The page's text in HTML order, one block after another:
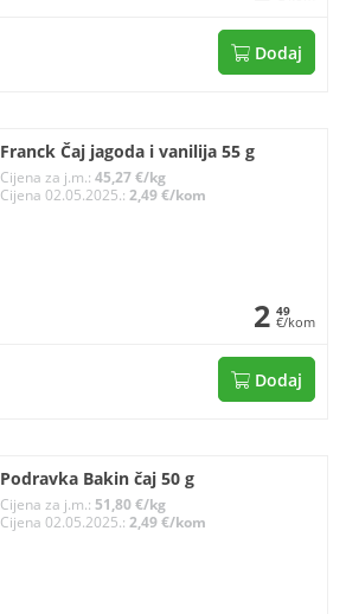
Dodaj
Franck Čaj jagoda i vanilija 55 g
Cijena za j.m.: 45,27 €/kg
Cijena 02.05.2025.: 2,49 €/kom
2 49
€/kom
Dodaj
Podravka Bakin čaj 50 g
Cijena za j.m.: 51,80 €/kg
Cijena 02.05.2025.: 2,49 €/kom